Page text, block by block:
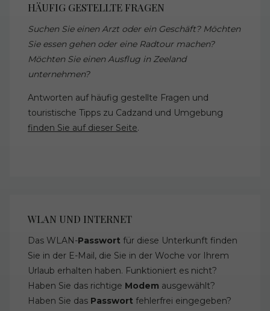
HÄUFIG GESTELLTE FRAGEN
Suchen Sie einen Arzt oder ein Geschäft? Möchten
Sie essen gehen oder eine Radtour machen?
Möchten Sie einen Ausflug in Zeeland
unternehmen?
Antworten auf häufig gestellte Fragen und
touristische Tipps zu Cadzand und Umgebung
finden Sie auf dieser Seite.
WLAN UND INTERNET
Das WLAN-Passwort für diese Unterkunft finden
Sie in der E-Mail, die Sie in der Woche vor Ihrem
Urlaub erhalten haben. Funktioniert es nicht?
Haben Sie das richtige Modem ausgewählt?
Haben Sie das Passwort fehlerfrei eingegeben?